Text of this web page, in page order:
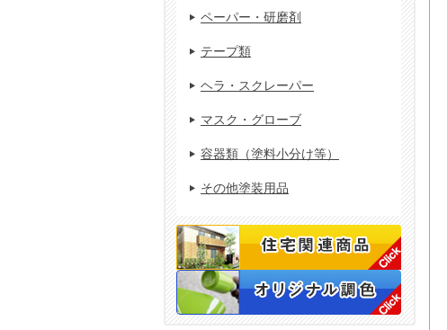
ペーパー・研磨剤
テープ類
ヘラ・スクレーパー
マスク・グローブ
容器類（塗料小分け等）
その他塗装用品